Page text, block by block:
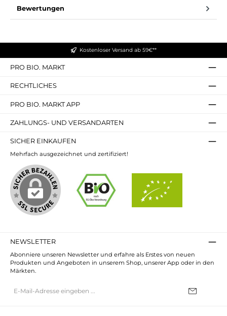
Bewertungen
Kostenloser Versand ab 59€**
PRO BIO. MARKT
RECHTLICHES
PRO BIO. MARKT APP
ZAHLUNGS- UND VERSANDARTEN
SICHER EINKAUFEN
Mehrfach ausgezeichnet und zertifiziert!
NEWSLETTER
Abonniere unseren Newsletter und erfahre als Erstes von neuen
Produkten und Angeboten in unserem Shop, unserer App oder in den
Märkten.
Mail-